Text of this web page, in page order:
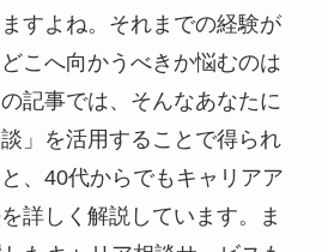
すよね。それまでの経験が
こへ向かうべきか悩むのは
記事では、そんなあなたに
」を活用することで得られ
、40代からでもキャリアア
詳しく解説しています。ま